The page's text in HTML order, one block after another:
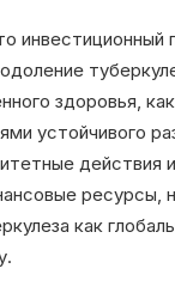
инвестиционный
здоровья,
устойчивого
действия и
ресурсы,
как